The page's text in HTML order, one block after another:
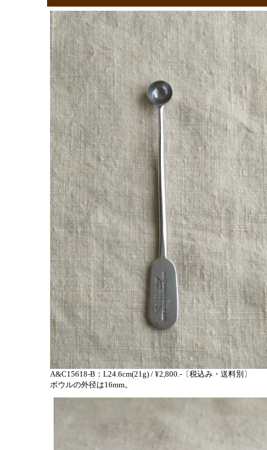
A&C15618-B：L24.6cm(21g) / ¥2,800.-〔税込み・送料別〕
ボウルの外径は16mm。